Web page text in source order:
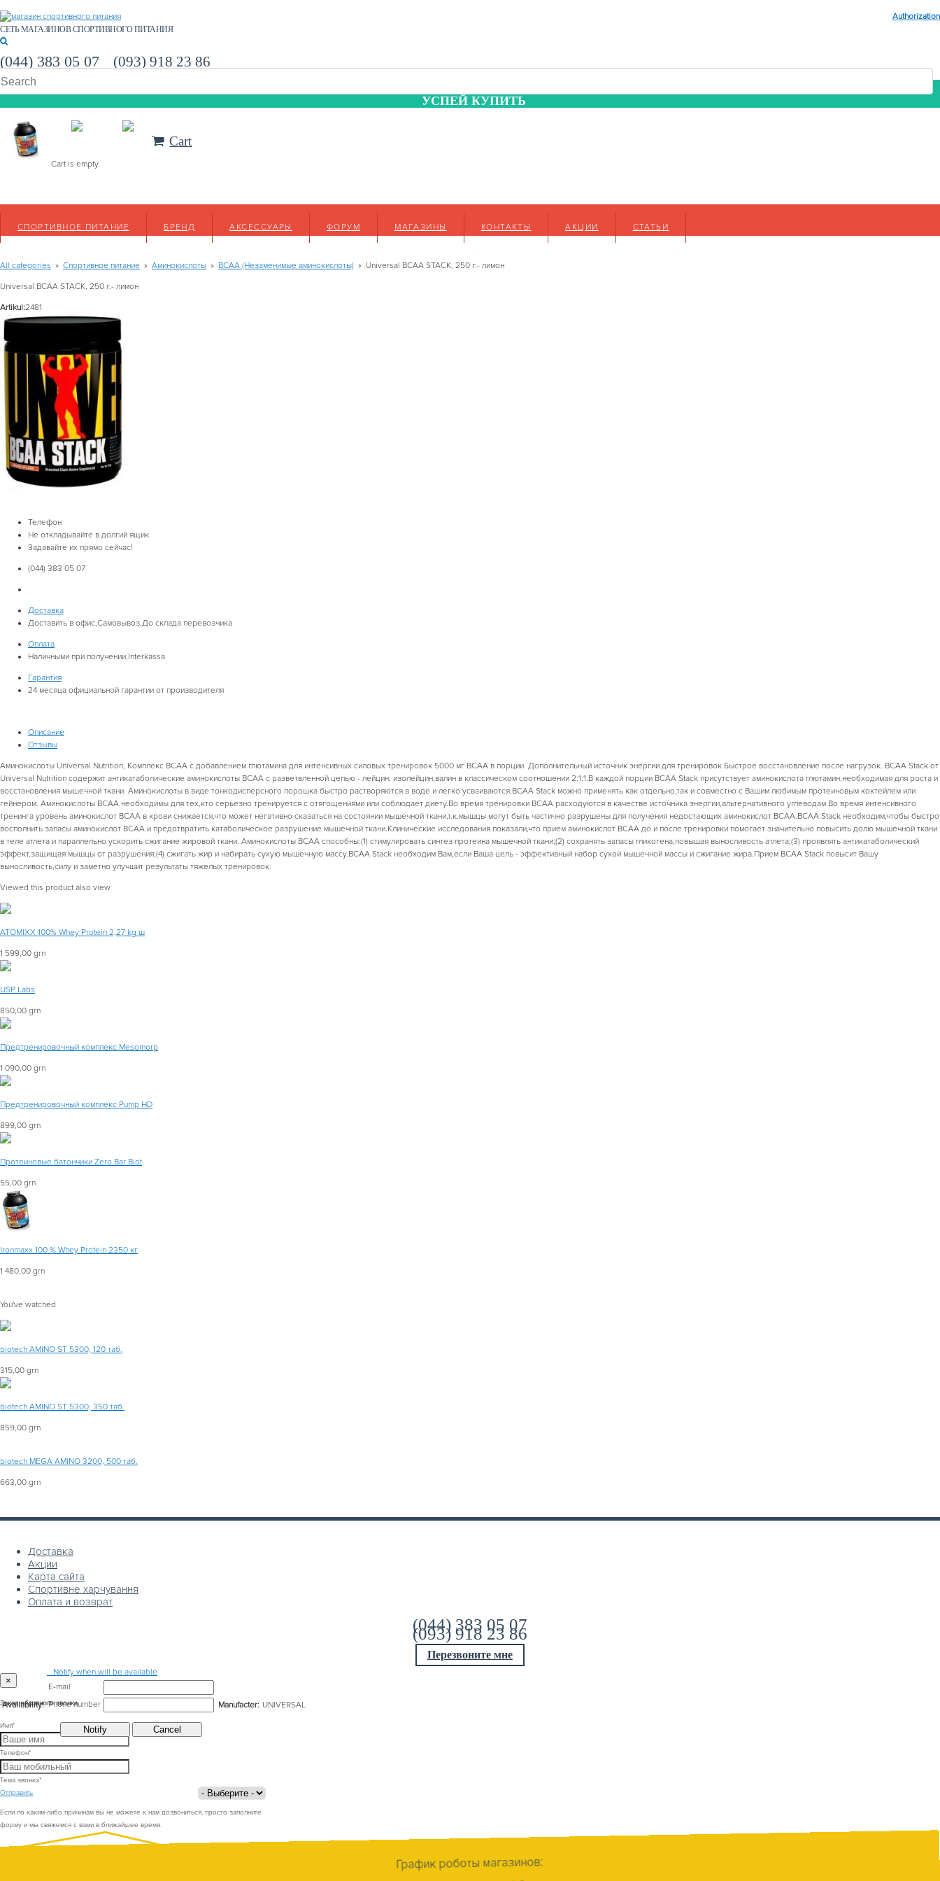
Authorization
СЕТЬ МАГАЗИНОВ СПОРТИВНОГО ПИТАНИЯ
(044) 383 05 07 (093) 918 23 86
УСПЕЙ КУПИТЬ
Cart
Cart is empty
СПОРТИВНОЕ ПИТАНИЕ БРЕНД АКСЕССУАРЫ ФОРУМ МАГАЗИНЫ КОНТАКТЫ АКЦИИ СТАТЬИ
All categories » Спортивное питание » Аминокислоты » BCAA (Незаменимые аминокислоты) » Universal BCAA STACK, 250 г.- лимон
Universal BCAA STACK, 250 г.- лимон
Artikul:2481
Телефон
Не откладывайте в долгий ящик.
Задавайте их прямо сейчас!
(044) 383 05 07
Доставка
Доставить в офис,Самовывоз,До склада перевозчика
Оплата
Наличными при получении,Interkassa
Гарантия
24 месяца официальной гарантии от производителя
Описание
Отзывы
Аминокислоты Universal Nutrition, Комплекс BCAA c добавлением глютамина для интенсивных силовых тренировок 5000 мг ВСАА в порции. Дополнительный источник энергии для тренировок Быстрое восстановление после нагрузок. BCAA Stack от
Universal Nutrition содержит антикатаболические аминокислоты BCAA с разветвленной цепью - лейцин, изолейцин,валин в классическом соотношении 2:1:1.В каждой порции BCAA Stack присутствует аминокислота глютамин,необходимая для роста и
восстановления мышечной ткани. Аминокислоты в виде тонкодисперсного порошка быстро растворяются в воде и легко усваиваются.BCAA Stack можно применять как отдельно,так и совместно с Вашим любимым протеиновым коктейлем или
гейнером. Аминокислоты BCAA необходимы для тех,кто серьезно тренируется с отягощениями или соблюдает диету.Во время тренировки ВСАА расходуются в качестве источника энергии,альтернативного углеводам.Во время интенсивного
тренинга уровень аминокислот BCAA в крови снижается,что может негативно сказаться на состоянии мышечной ткани,т.к.мышцы могут быть частично разрушены для получения недостающих аминокислот BCAA.BCAA Stack необходим,чтобы быстро
восполнить запасы аминокислот BCAA и предотвратить катаболическое разрушение мышечной ткани.Клинические исследования показали,что прием аминокислот BCAA до и после тренировки помогает значительно повысить долю мышечной ткани
в теле атлета и параллельно ускорить сжигание жировой ткани. Аминокислоты BCAA способны:(1) стимулировать синтез протеина мышечной ткани;(2) сохранять запасы гликогена,повышая выносливость атлета;(3) проявлять антикатаболический
эффект,защищая мышцы от разрушения;(4) сжигать жир и набирать сухую мышечную массу.BCAA Stack необходим Вам,если Ваша цель - эффективный набор сухой мышечной массы и сжигание жира.Прием BCAA Stack повысит Вашу
выносливость,силу и заметно улучшит результаты тяжелых тренировок.
Viewed this product also view
ATOMIXX 100% Whey Protein 2,27 kg ш
1 599,00 grn
USP Labs
850,00 grn
Предтренировочный комплекс Mesomorp
1 090,00 grn
Предтренировочный комплекс Pump HD
899,00 grn
Протеиновые батончики Zero Bar Biot
55,00 grn
Ironmaxx 100 % Whey Protein 2350 кг
1 480,00 grn
You've watched
biotech AMINO ST 5300, 120 таб.
315,00 grn
biotech AMINO ST 5300, 350 таб.
859,00 grn
biotech MEGA AMINO 3200, 500 таб.
663,00 grn
Доставка
Акции
Карта сайта
Спортивне харчування
Оплата и возврат
(044) 383 05 07
(093) 918 23 86
Перезвоните мне
×
Заказ обратного звонка
Имя*
Телефон*
Тема звонка*
Отправить
Если по каким-либо причинам вы не можете к нам дозвониться, просто заполните
форму и мы свяжемся с вами в ближайшее время.
График роботы магазинов:
Availability:
Notify when will be available
E-mail
Phone number
Manufacter: UNIVERSAL